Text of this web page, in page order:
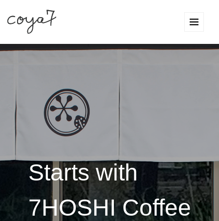
Starts with
7HOSHI Coffee